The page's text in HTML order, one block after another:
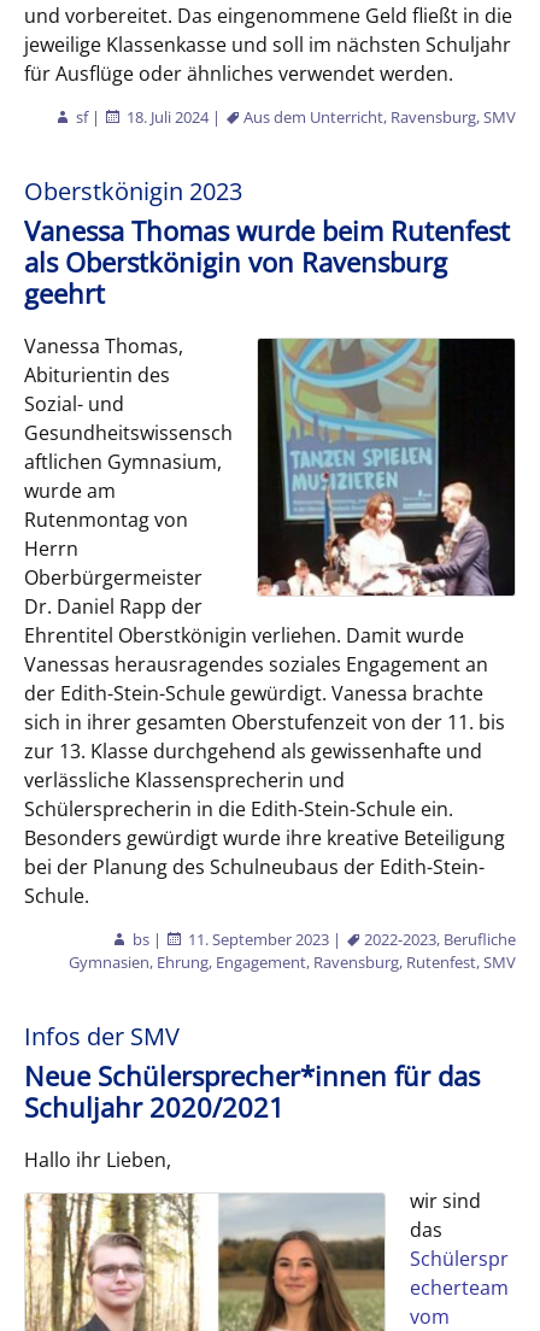
und vorbereitet. Das eingenommene Geld fließt in die
jeweilige Klassenkasse und soll im nächsten Schuljahr
für Ausflüge oder ähnliches verwendet werden.
sf| 18. Juli 2024| Aus dem Unterricht, Ravensburg,SMV
Oberstkönigin 2023
Vanessa Thomas wurde beim Rutenfest
als Oberstkönigin von Ravensburg
geehrt
Vanessa Thomas,
Abiturientin des
Sozial- und
Gesundheitswissensch
aftlichen Gymnasium,
wurde am
Rutenmontag von
Herrn
Oberbürgermeister
Dr. Daniel Rapp der
Ehrentitel Oberstkönigin verliehen. Damit wurde
Vanessas herausragendes soziales Engagement an
der Edith-Stein-Schule gewürdigt. Vanessa brachte
sich in ihrer gesamten Oberstufenzeit von der 11. bis
zur 13. Klasse durchgehend als gewissenhafte und
verlässliche Klassensprecherin und
Schülersprecherin in die Edith-Stein-Schule ein.
Besonders gewürdigt wurde ihre kreative Beteiligung
bei der Planung des Schulneubaus der Edith-Stein-
Schule.
bs | 11. September 2023 | 2022-2023, Berufliche
Gymnasien, Ehrung, Engagement, Ravensburg, Rutenfest,SMV
Infos der SMV
Neue Schülersprecher*innen für das
Schuljahr 2020/2021
Hallo ihr Lieben,
wir sind
das
Schülerspr
echerteam
vom